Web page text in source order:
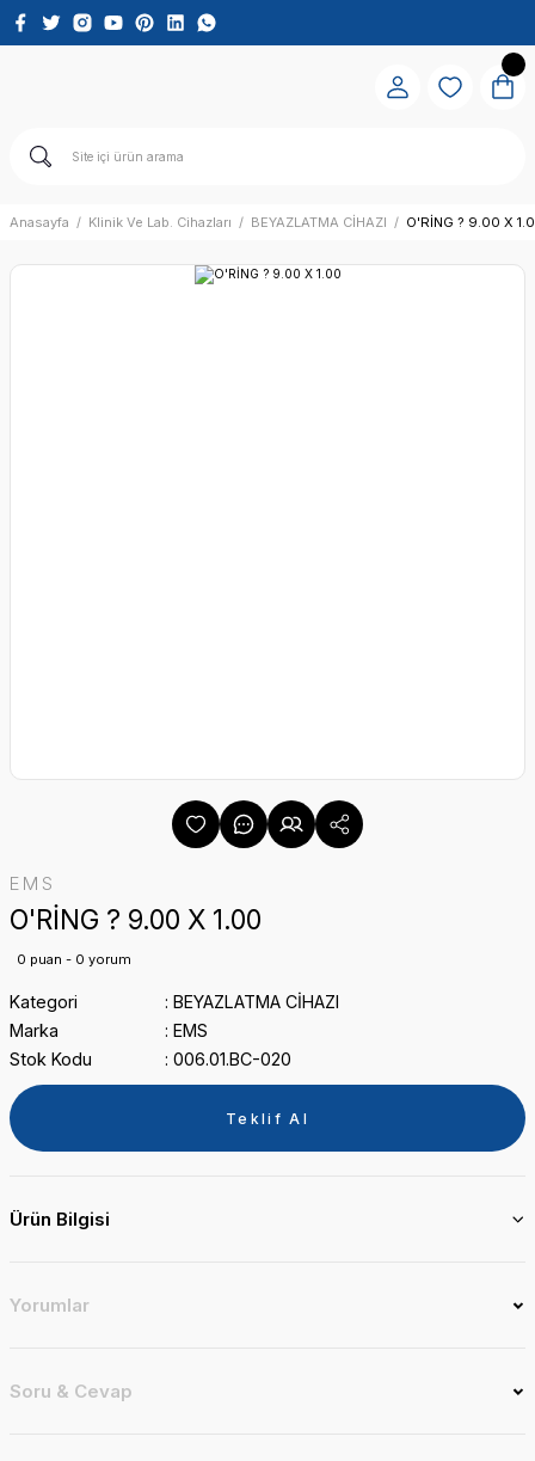
Anasayfa Klinik Ve Lab. Cihazları BEYAZLATMA CİHAZI O'RİNG ? 9.00 X
EMS
O'RİNG ? 9.00 X 1.00
0 puan - 0 yorum
Kategori
BEYAZLATMA CİHAZI
Marka
EMS
Stok Kodu
006.01.BC-020
Teklif Al
Ürün Bilgisi
Yorumlar
Soru & Cevap